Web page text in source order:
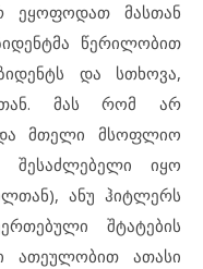
ეყოფოდათ მასთან
წერილობით
და სთხოვა,
მას რომ არ
და მთელი მსოფლიო
იყო
ანუ ჰიტლერს
შტატების
ათეულობით ათასი